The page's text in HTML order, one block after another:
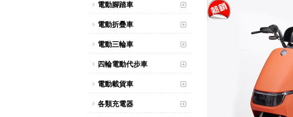
電動腳踏車
電動折疊車
電動三輪車
四輪電動代步車
電動載貨車
各類充電器